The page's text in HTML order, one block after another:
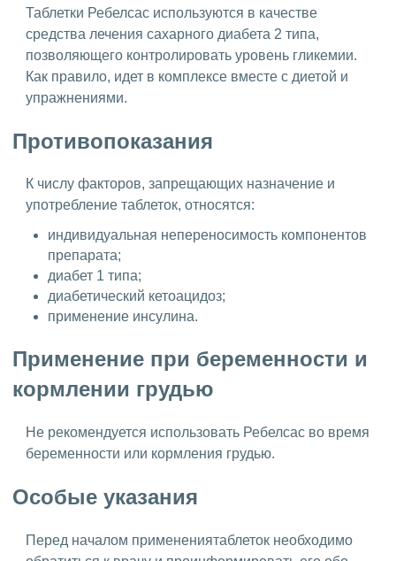
Таблетки Ребелсас используются в качестве
средства лечения сахарного диабета 2 типа,
позволяющего контролировать уровень гликемии.
Как правило, идет в комплексе вместе с диетой и
упражнениями.
Противопоказания
К числу факторов, запрещающих назначение и
употребление таблеток, относятся:
индивидуальная непереносимость компонентов
препарата;
диабет 1 типа;
диабетический кетоацидоз;
применение инсулина.
Применение при беременности и
кормлении грудью
Не рекомендуется использовать Ребелсас во время
беременности или кормления грудью.
Особые указания
Перед началом применениятаблеток необходимо